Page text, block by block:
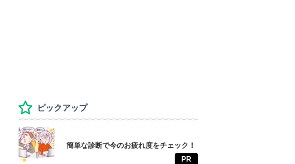
ピックアップ
簡単な診断で今のお疲れ度をチェック！
PR